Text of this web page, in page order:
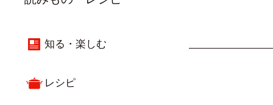
知る・楽しむ
レシピ